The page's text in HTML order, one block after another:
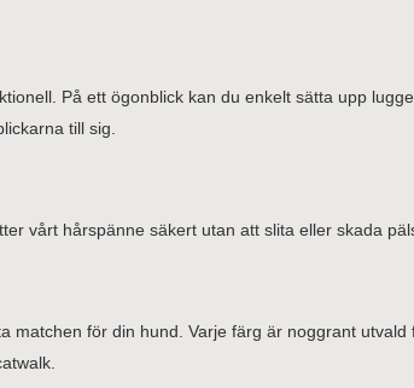
På ett ögonblick kan du enkelt sätta upp
till sig.
vårt hårspänne säkert utan att slita eller skada
matchen för din hund. Varje färg är noggrant